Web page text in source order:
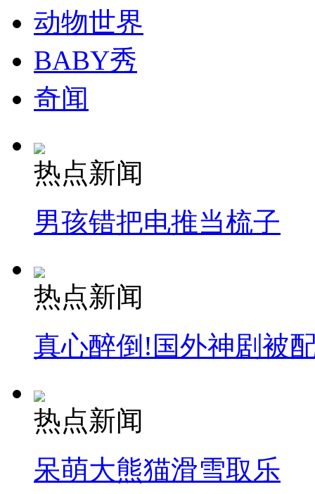
司机酒驾遇交警 急速倒车逃窜
动物世界
BABY秀
奇闻
热点新闻
男孩错把电推当梳子
热点新闻
真心醉倒!国外神剧被
热点新闻
呆萌大熊猫滑雪取乐